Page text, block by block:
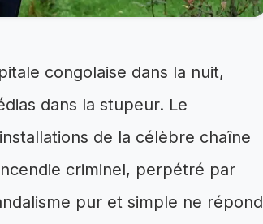
congolaise dans la nuit,
dans la stupeur. Le
de la célèbre chaîne
criminel, perpétré par
pur et simple ne répond